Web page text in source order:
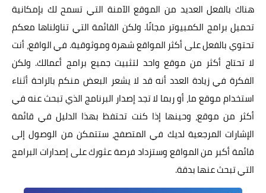
هناك بالفعل العديد من الموقع الآمنة التي تسمح لك بإمكانية
تحميل برامج الكمبيوتر مجانًا. ولكن القائمة التي تناولناها معكم
تحتوي بالفعل على أكثر المواقع شهرة وموثوقية. في الواقع، أنت
لا تحتاج أكثر من موقع واحد لتثبيت جميع برامج أعمالك. ولكن
الفكرة في زيادة العدد أنه قد لا يشعر البعض منكم بالراحة أثناء
استخدام موقع ما، أو ربما لا تجد إصدار البرنامج الذي تبحث عنه في
أكثر من موقع، وحينها إذا كنت تحتفظ بهذا الدليل في قائمة
الإشارات المرجعية لديك في المتصفح، ستتمكن من الوصول إلى
قائمة أكبر من المواقع وستزداد فرصة عثورك على إصدارات البرامج
التي تبحث عنها بدقة.